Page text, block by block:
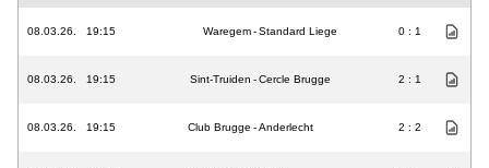
08.03.26. 19:15 Waregem-Standard Liege 0 : 1
08.03.26. 19:15 Sint-Truiden -Cercle Brugge 2 : 1
08.03.26. 19:15 Club Brugge -Anderlecht 2 : 2